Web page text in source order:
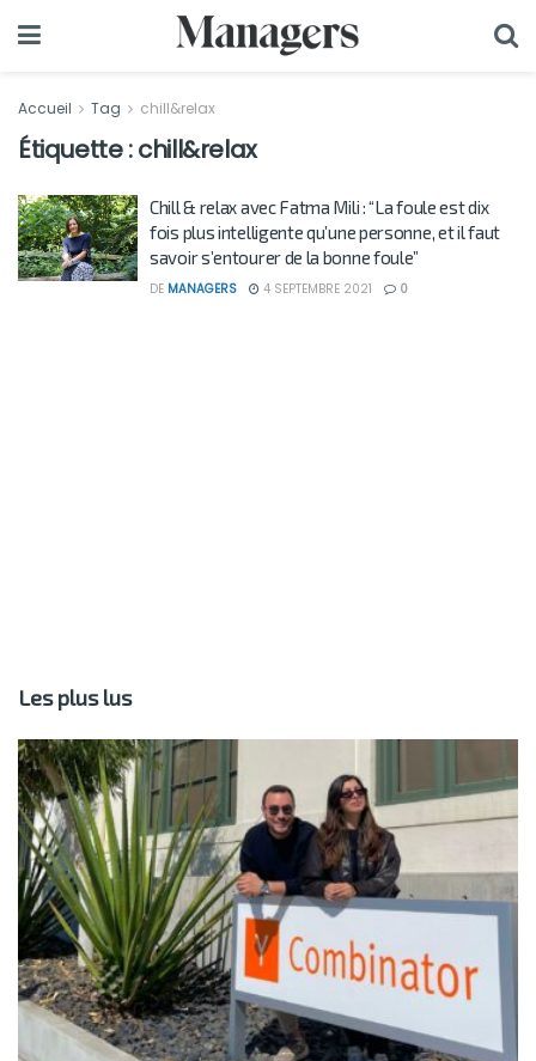
Accueil Tag chill&relax
Étiquette :chill&relax
Chill & relax avec Fatma Mili : “La foule est dix
fois plus intelligente qu’une personne, et il faut
savoir s’entourer de la bonne foule”
DE MANAGERS 4 SEPTEMBRE 2021 0
Les plus lus